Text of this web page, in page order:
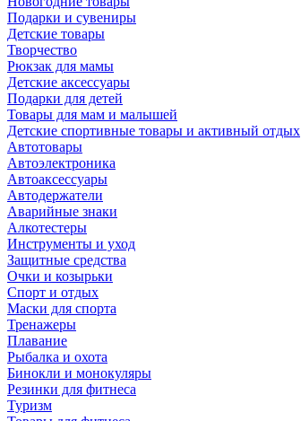
Подарки и сувениры
Детские товары
Творчество
Рюкзак для мамы
Детские аксессуары
Подарки для детей
Товары для мам и малышей
Детские спортивные товары и активный отдых
Автотовары
Автоэлектроника
Автоаксессуары
Автодержатели
Аварийные знаки
Алкотестеры
Инструменты и уход
Защитные средства
Очки и козырьки
Спорт и отдых
Маски для спорта
Тренажеры
Плавание
Рыбалка и охота
Бинокли и монокуляры
Резинки для фитнеса
Туризм